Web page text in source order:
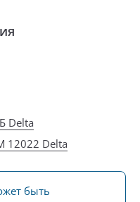
Delta
12022 Delta
быть